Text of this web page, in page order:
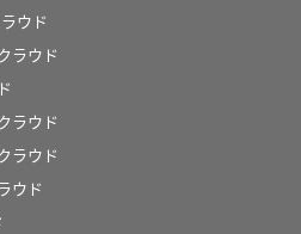
ウド
ラウド
ラウド
ラウド
ウド